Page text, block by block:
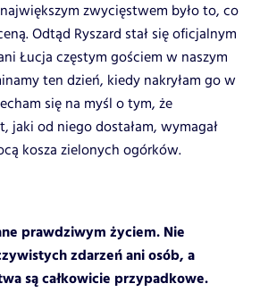
zwycięstwem było to, co
Odtąd Ryszard stał się oficjalnym
Łucja częstym gościem w naszym
ten dzień, kiedy nakryłam go w
się na myśl o tym, że
jaki od niego dostałam, wymagał
kosza zielonych ogórków.
prawdziwym życiem. Nie
zdarzeń ani osób, a
są całkowicie przypadkowe.